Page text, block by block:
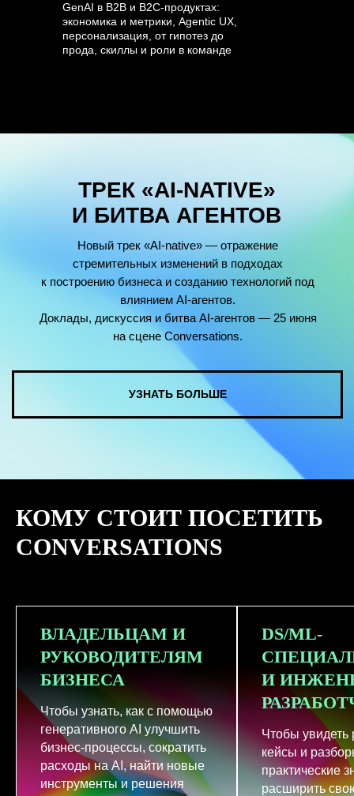
GenAI в B2B и B2C-продуктах:
экономика и метрики, Agentic UX,
персонализация, от гипотез до
прода, скиллы и роли в команде
КОМУ СТОИТ ПОСЕТИТЬ
CONVERSATIONS
ВЛАДЕЛЬЦАМ И
РУКОВОДИТЕЛЯМ
БИЗНЕСА
Чтобы узнать, как с помощью
генеративного AI улучшить
бизнес-процессы, сократить
расходы на AI, найти новые
инструменты и решения
DS/ML-
И
Чтобы увидеть
кейсы и
практические
расширить